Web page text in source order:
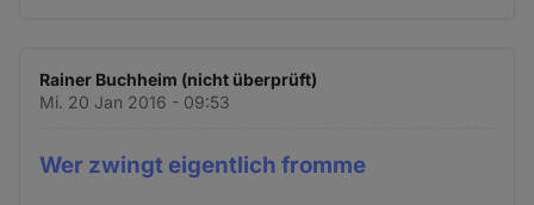
Rainer Buchheim (nicht überprüft)
Mi. 20 Jan 2016 - 09:53
Wer zwingt eigentlich fromme